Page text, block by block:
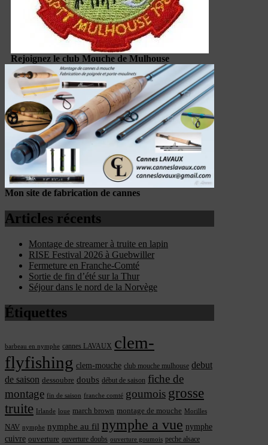
Rejoignez le club Mouche de Mulhouse
Mon site de fabrication de cannes
Articles récents
Montage de streamer à truite en lapin
RISE Festival 2026 à Guebwiller
Fermeture en Franche-Comté
Sortie de fin d’été sur la Thur
Séjour dans le nord de la Norvège
Étiquettes
barbeau en nymphe cannes LAVAUX clem-
flyfishing clem-mouche club mouche mulhouse debut
de saison dessoubre doubs début de saison fiche de
montage fin de saison franche comté goumois grosse
truite
Irlande loue march brown montage de mouche Morilles
NAV nymphe nymphe au fil nymphe a vue nymphe
cuivre ouverture ouverture doubs ouverture goumois peche alsace